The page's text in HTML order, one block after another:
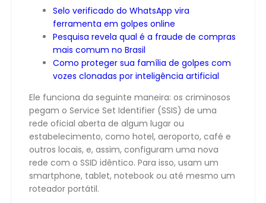
Selo verificado do WhatsApp vira
ferramenta em golpes online
Pesquisa revela qual é a fraude de compras
mais comum no Brasil
Como proteger sua família de golpes com
vozes clonadas por inteligência artificial
Ele funciona da seguinte maneira: os criminosos
pegam o Service Set Identifier (SSIS) de uma
rede oficial aberta de algum lugar ou
estabelecimento, como hotel, aeroporto, café e
outros locais, e, assim, configuram uma nova
rede com o SSID idêntico. Para isso, usam um
smartphone, tablet, notebook ou até mesmo um
roteador portátil.